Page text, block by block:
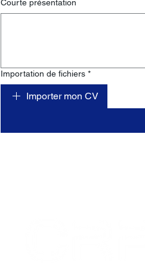
Courte présentation
Importation de fichiers *
Importer mon CV